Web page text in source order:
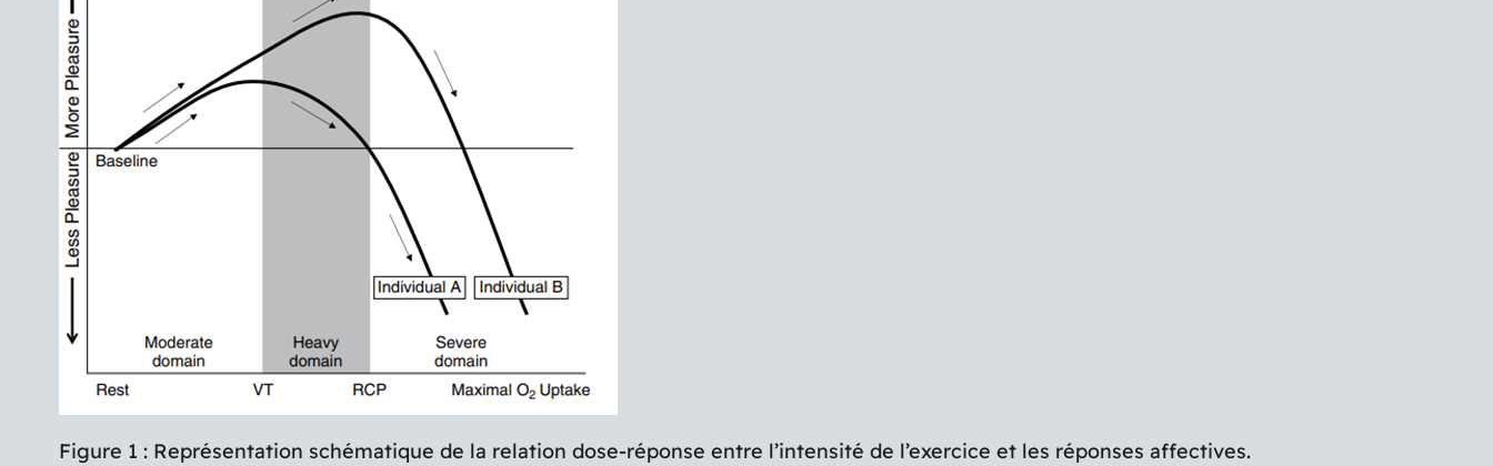
Figure 1 : Représentation schématique de la relation dose-réponse entre l’intensité de l’exercice et les réponses affectives.